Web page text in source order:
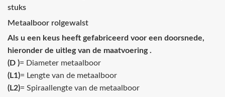
stuks
Metaalboor rolgewalst
Als u een keus heeft gefabriceerd voor een doorsnede,
hieronder de uitleg van de maatvoering .
(D )= Diameter metaalboor
(L1)= Lengte van de metaalboor
(L2)= Spiraallengte van de metaalboor